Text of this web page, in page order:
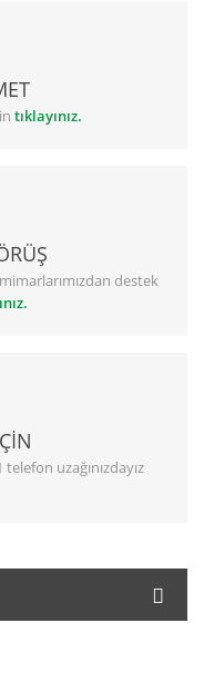
tıklayınız.
destek
uzağınızdayız